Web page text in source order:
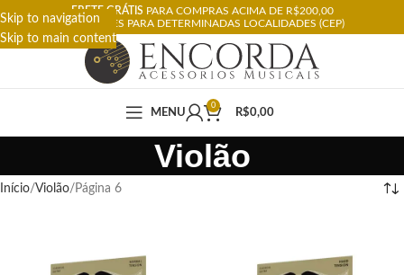
Skip to navigation
Skip to main content
FRETE GRÁTIS PARA COMPRAS ACIMA DE R$200,00
RESTRIÇÕES PARA DETERMINADAS LOCALIDADES (CEP)
MENU
0
R$0,00
Violão
Início Violão Página 6